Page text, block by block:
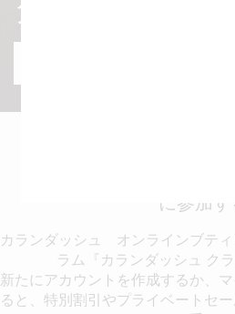
に参加す
カランダッシュ オンラインブテ
ラム『カランダッシュ ク
新たにアカウントを作成するか、
ると、特別割引やプライベートセ